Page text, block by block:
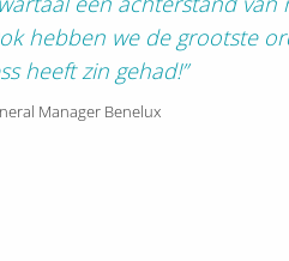
hebben we de grootste
heeft zin gehad!”
Manager Benelux